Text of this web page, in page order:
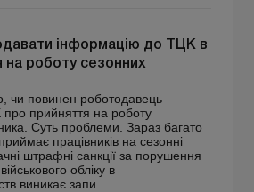
інформацію до ТЦК в
на роботу сезонних
чи повинен роботодавець
прийняття на роботу
Суть проблеми. Зараз багато
працівників на сезонні
штрафні санкції за порушення
обліку в
виникає запи...